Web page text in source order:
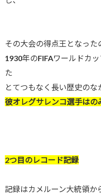
その大会の得点王となった
1930年のFIFAワールドカ
た
とてつもなく長い歴史のな
彼オレグサレンコ選手はの
2つ目のレコード記録
記録はカメルーン大統領か